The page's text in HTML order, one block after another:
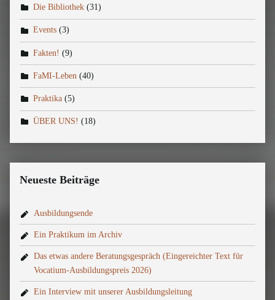
Die Bibliothek (31)
Events (3)
Fakten! (9)
FaMI-Leben (40)
Praktika (5)
ÜBER UNS! (18)
Neueste Beiträge
Ausbildungsende
Ein Praktikum im Archiv
Das etwas andere Beratungsgespräch (Eingereichter Text für
Vocatium-Ausbildungspreis 2026)
Ein Interview mit unserer Ausbildungsleitung